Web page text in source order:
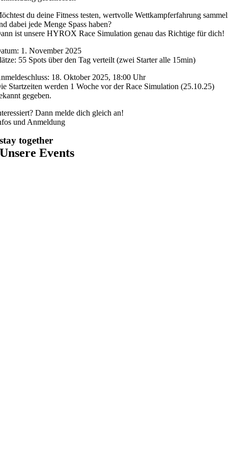
du deine Fitness testen, wertvolle Wettkampferfahrung
dabei jede Menge Spass haben?
ist unsere HYROX Race Simulation genau das Richtige für dich!
1. November 2025
55 Spots über den Tag verteilt (zwei Starter alle 15min)
18. Oktober 2025, 18:00 Uhr
Startzeiten werden 1 Woche vor der Race Simulation (25.10.25)
gegeben.
Dann melde dich gleich an!
und Anmeldung
stay together
Unsere Events